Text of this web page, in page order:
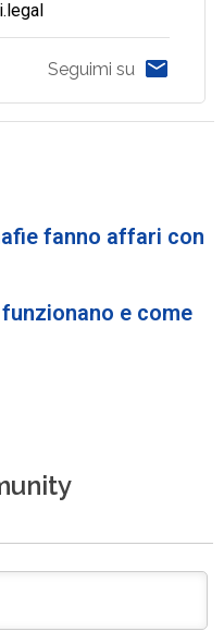
Seguimi su
fanno affari con
e come